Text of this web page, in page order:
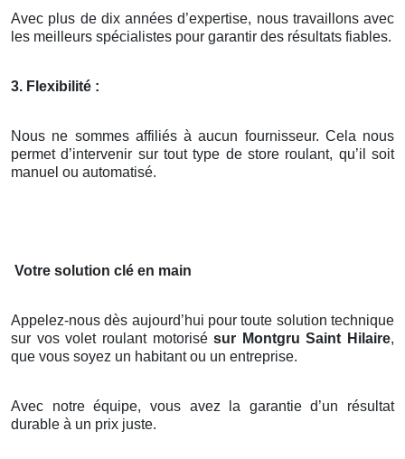
Avec plus de dix années d’expertise, nous travaillons avec
les meilleurs spécialistes pour garantir des résultats fiables.
3. Flexibilité :
Nous ne sommes affiliés à aucun fournisseur. Cela nous
permet d’intervenir sur tout type de store roulant, qu’il soit
manuel ou automatisé.
Votre solution clé en main
Appelez-nous dès aujourd’hui pour toute solution technique
sur vos volet roulant motorisésur Montgru Saint Hilaire,
que vous soyez un habitant ou un entreprise.
Avec notre équipe, vous avez la garantie d’un résultat
durable à un prix juste.